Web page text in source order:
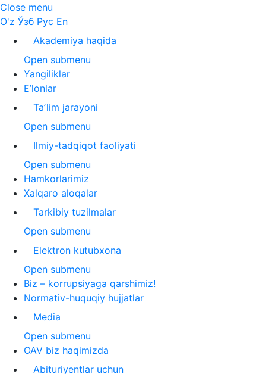
Close menu
O'z Ўзб Рус En
Akademiya haqida
Open submenu
Yangiliklar
E’lonlar
Taʼlim jarayoni
Open submenu
Ilmiy-tadqiqot faoliyati
Open submenu
Hamkorlarimiz
Xalqaro aloqalar
Tarkibiy tuzilmalar
Open submenu
Elektron kutubxona
Open submenu
Biz – korrupsiyaga qarshimiz!
Normativ-huquqiy hujjatlar
Media
Open submenu
OAV biz haqimizda
Abituriyentlar uchun